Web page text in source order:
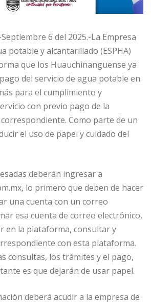
6 del 2025.-La Empresa
potable y alcantarillado (ESPHA)
que los Huauchinanguense ya
del servicio de agua potable en
para el cumplimiento y
con previo pago de la
Como parte de un
el uso de papel y cuidado del
deberán ingresar a
lo primero que deben de hacer
una cuenta con un correo
esa cuenta de correo electrónico,
en la plataforma, consultar y
con esta plataforma.
consultas, los trámites y el pago,
es que dejarán de usar papel.
deberá acudir a la empresa de